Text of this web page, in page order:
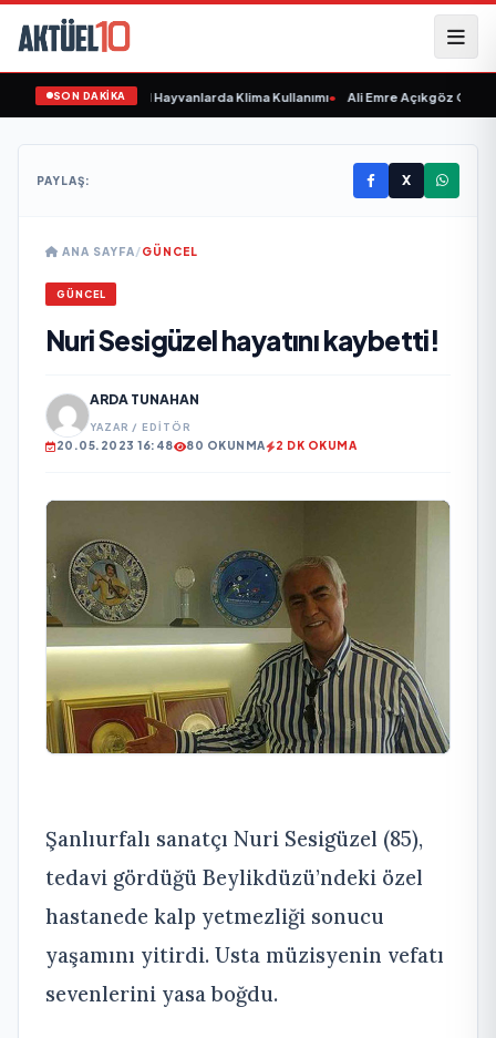
SON DAKİKA
Etmeyin: Evcil Hayvanlarda Klima Kullanımı• Ali Emre Açıkgöz
PAYLAŞ: X
ANA SAYFA/GÜNCEL
GÜNCEL
Nuri Sesigüzel hayatını kaybetti!
ARDA TUNAHAN
YAZAR / EDITÖR
20.05.2023 16:48 80 OKUNMA 2 DK OKUMA
Şanlıurfalı sanatçı Nuri Sesigüzel (85),
tedavi gördüğü Beylikdüzü’ndeki özel
hastanede kalp yetmezliği sonucu
yaşamını yitirdi. Usta müzisyenin vefatı
sevenlerini yasa boğdu.